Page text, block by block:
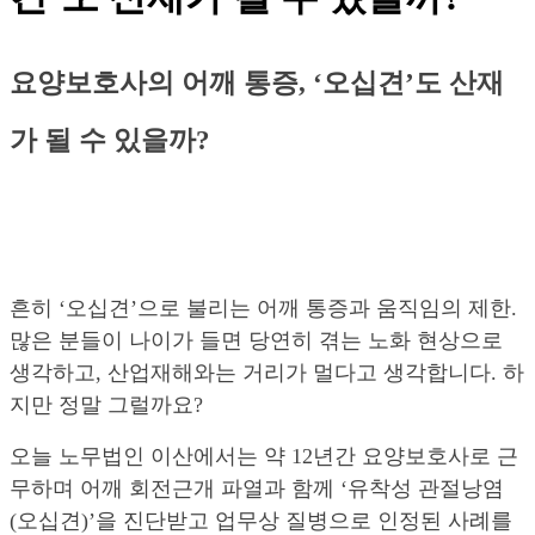
요양보호사의 어깨 통증, ‘오십견’도 산재
가 될 수 있을까?
흔히 ‘오십견’으로 불리는 어깨 통증과 움직임의 제한.
많은 분들이 나이가 들면 당연히 겪는 노화 현상으로
생각하고, 산업재해와는 거리가 멀다고 생각합니다. 하
지만 정말 그럴까요?
오늘 노무법인 이산에서는 약 12년간 요양보호사로 근
무하며 어깨 회전근개 파열과 함께 ‘유착성 관절낭염
(오십견)’을 진단받고 업무상 질병으로 인정된 사례를